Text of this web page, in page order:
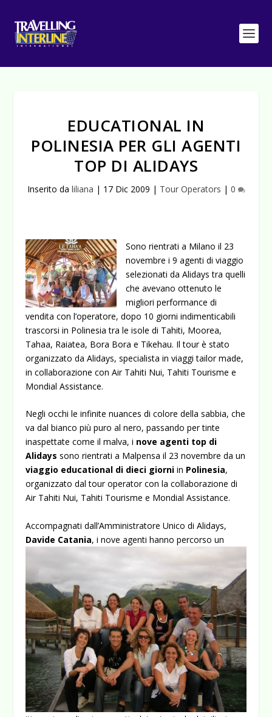
EDUCATIONAL IN
POLINESIA PER GLI AGENTI
TOP DI ALIDAYS
Inserito da liliana | 17 Dic 2009 | Tour Operators | 0
Sono rientrati a Milano il 23
novembre i 9 agenti di viaggio
selezionati da Alidays tra quelli
che avevano ottenuto le
migliori performance di
vendita con l’operatore, dopo 10 giorni indimenticabili
trascorsi in Polinesia tra le isole di Tahiti, Moorea,
Tahaa, Raiatea, Bora Bora e Tikehau. Il tour è stato
organizzato da Alidays, specialista in viaggi tailor made,
in collaborazione con Air Tahiti Nui, Tahiti Tourisme e
Mondial Assistance.
Negli occhi le infinite nuances di colore della sabbia, che
va dal bianco più puro al nero, passando per tinte
inaspettate come il malva, i nove agenti top di
Alidays sono rientrati a Malpensa il 23 novembre da un
viaggio educational di dieci giorni in Polinesia,
organizzato dal tour operator con la collaborazione di
Air Tahiti Nui, Tahiti Tourisme e Mondial Assistance.
Accompagnati dall’Amministratore Unico di Alidays,
Davide Catania, inove agenti hanno percorso un